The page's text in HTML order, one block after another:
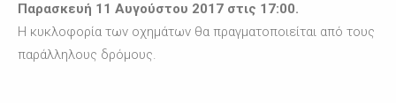
Παρασκευή 11 Αυγούστου 2017 στις 17:00.
Η κυκλοφορία των οχημάτων θα πραγματοποιείται από τους
παράλληλους δρόμους.